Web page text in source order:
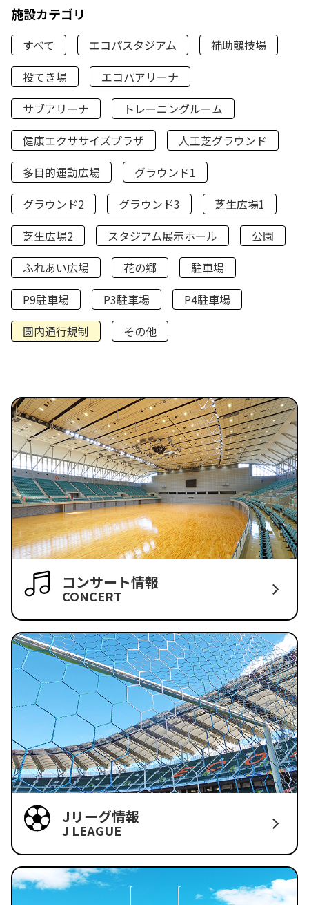
施設カテゴリ
すべて エコパスタジアム
補助競技場
投てき場
エコパアリーナ
サブアリーナ
トレーニングルーム
健康エクササイズプラザ
人工芝グラウンド
多目的運動広場
グラウンド1
グラウンド2
グラウンド3
芝生広場1
芝生広場2
スタジアム展示ホール
公園
ふれあい広場
花の郷
駐車場
P9駐車場
P3駐車場
P4駐車場
園内通行規制
その他
コンサート情報
CONCERT
Jリーグ情報
J LEAGUE